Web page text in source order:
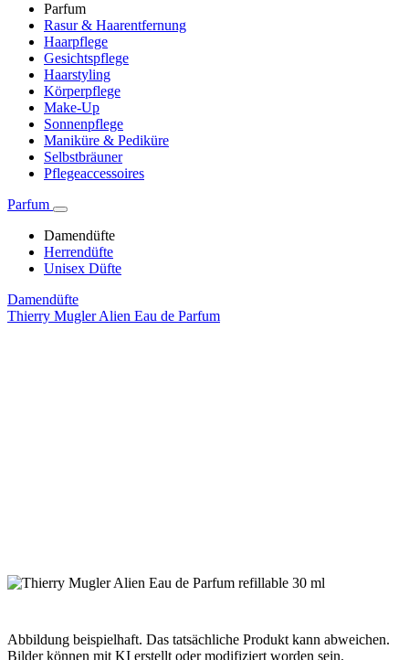
Parfum
Rasur & Haarentfernung
Haarpflege
Gesichtspflege
Haarstyling
Körperpflege
Make-Up
Sonnenpflege
Maniküre & Pediküre
Selbstbräuner
Pflegeaccessoires
Parfum
Damendüfte
Herrendüfte
Unisex Düfte
Damendüfte
Thierry Mugler Alien Eau de Parfum
Abbildung beispielhaft. Das tatsächliche Produkt kann abweichen.
Bilder können mit KI erstellt oder modifiziert worden sein.